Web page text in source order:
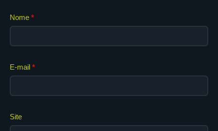
Nome *
E-mail *
Site